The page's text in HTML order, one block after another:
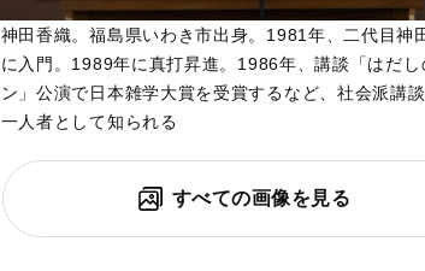
神田香織。福島県いわき市出身。1981年、二代目神
に入門。1989年に真打昇進。1986年、講談「はだし
ン」公演で日本雑学大賞を受賞するなど、社会派講
一人者として知られる
すべての画像を見る